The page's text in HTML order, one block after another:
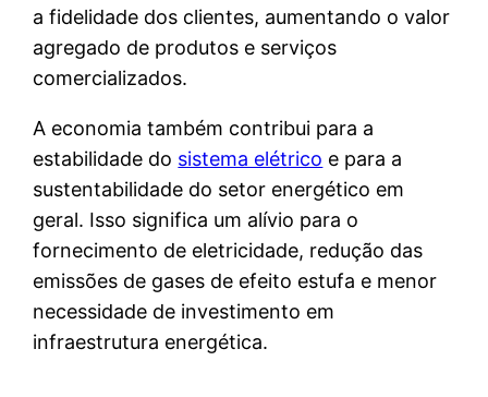
a fidelidade dos clientes, aumentando o valor
agregado de produtos e serviços
comercializados.
A economia também contribui para a
estabilidade do sistema elétrico e para a
sustentabilidade do setor energético em
geral. Isso significa um alívio para o
fornecimento de eletricidade, redução das
emissões de gases de efeito estufa e menor
necessidade de investimento em
infraestrutura energética.